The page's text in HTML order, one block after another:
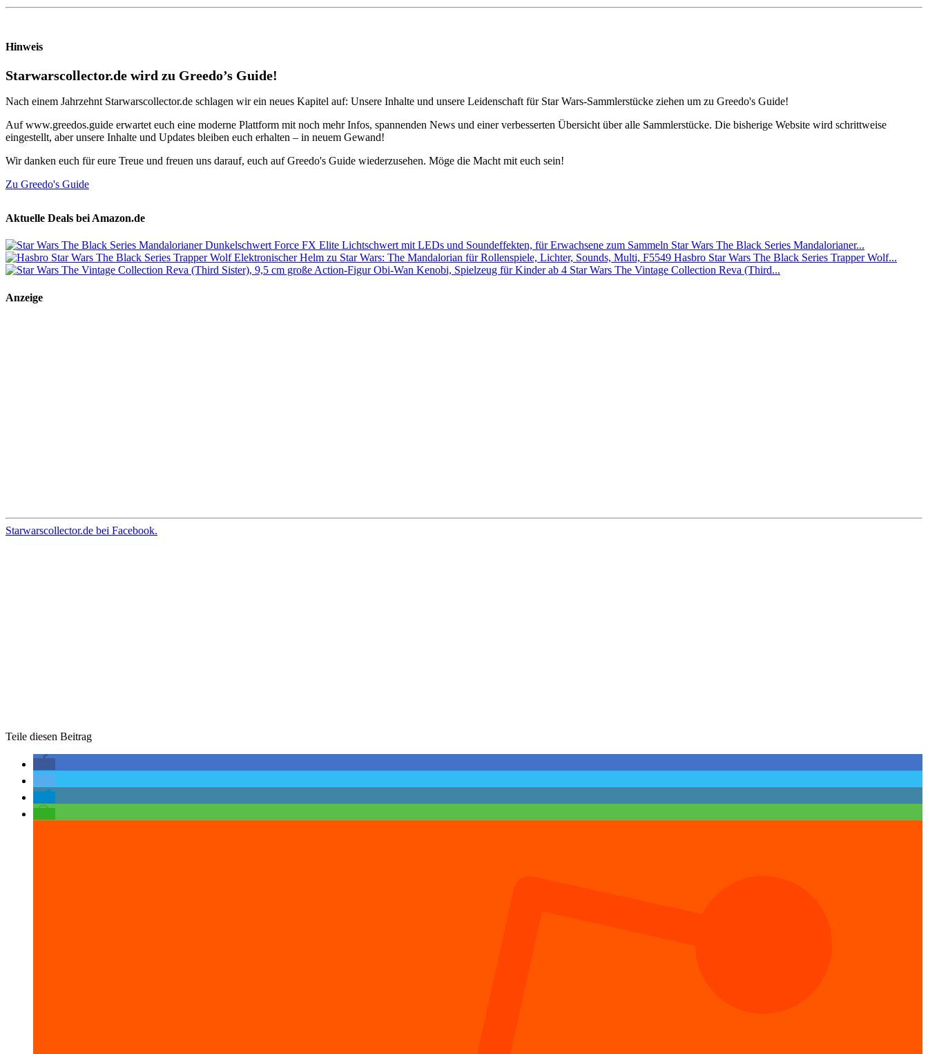
Hinweis
Starwarscollector.de wird zu Greedo’s Guide!
Nach einem Jahrzehnt Starwarscollector.de schlagen wir ein neues Kapitel auf: Unsere Inhalte und unsere Leidenschaft für Star Wars-Sammlerstücke ziehen um zu Greedo's Guide!
Auf www.greedos.guide erwartet euch eine moderne Plattform mit noch mehr Infos, spannenden News und einer verbesserten Übersicht über alle Sammlerstücke. Die bisherige Website wird schrittweise
eingestellt, aber unsere Inhalte und Updates bleiben euch erhalten – in neuem Gewand!
Wir danken euch für eure Treue und freuen uns darauf, euch auf Greedo's Guide wiederzusehen. Möge die Macht mit euch sein!
Zu Greedo's Guide
Aktuelle Deals bei Amazon.de
Star Wars The Black Series Mandalorianer...
Hasbro Star Wars The Black Series Trapper Wolf...
Star Wars The Vintage Collection Reva (Third...
Anzeige
Starwarscollector.de bei Facebook.
Teile diesen Beitrag